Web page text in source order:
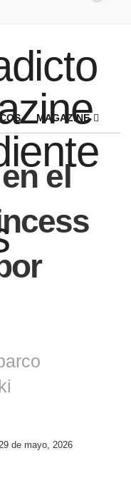
MAGAZINE
el
de mayo, 2026